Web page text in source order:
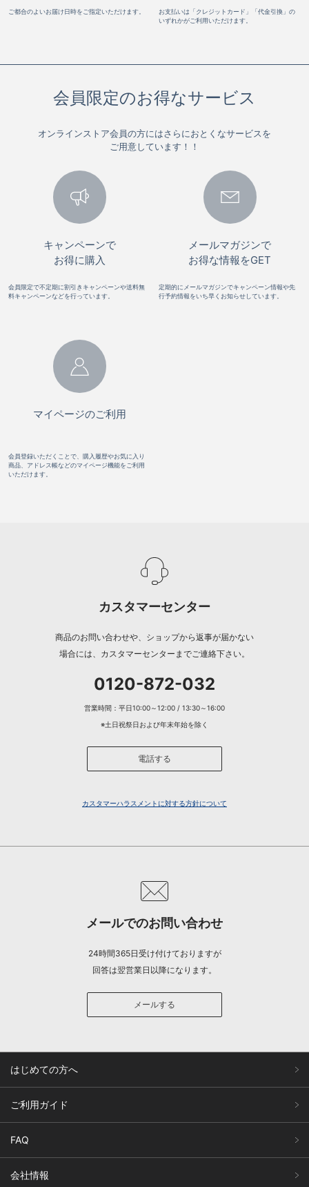
ご都合のよいお届け日時をご指定いただけます。
お支払いは「クレジットカード」「代金引換」の
いずれかがご利用いただけます。
会員限定のお得なサービス
オンラインストア会員の方にはさらにおとくなサービスを
ご用意しています！！
キャンペーンで
お得に購入
会員限定で不定期に割引きキャンペーンや送料無
料キャンペーンなどを行っています。
メールマガジンで
お得な情報をGET
定期的にメールマガジンでキャンペーン情報や先
行予約情報をいち早くお知らせしています。
マイページのご利用
会員登録いただくことで、購入履歴やお気に入り
商品、アドレス帳などのマイページ機能をご利用
いただけます。
カスタマーセンター
商品のお問い合わせや、ショップから返事が届かない
場合には、カスタマーセンターまでご連絡下さい。
0120-872-032
営業時間：平日10:00～12:00 / 13:30～16:00
※土日祝祭日および年末年始を除く
電話する
カスタマーハラスメントに対する方針について
メールでのお問い合わせ
24時間365日受け付けておりますが
回答は翌営業日以降になります。
メールする
はじめての方へ
ご利用ガイド
FAQ
会社情報